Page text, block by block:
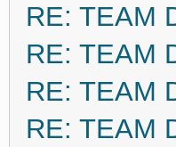
RE: TEAM
RE: TEAM
RE: TEAM
RE: TEAM